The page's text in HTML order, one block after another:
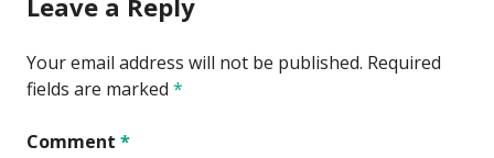
Your email address will not be published. Required
fields are marked *
Comment *